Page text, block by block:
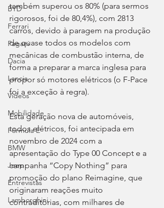
BYD
Ferrari
Pagani
Dacia
Lancia
Videos
Mobilidade
Fórmula E
BMW
Jeep
Entrevistas
Lamborghini
também superou os 80% (para sermos
rigorosos, foi de 80,4%), com 2813
carros, devido à paragem na produção
de quase todos os modelos com
mecânicas de combustão interna, de
forma a preparar a marca inglesa para
propor só motores elétricos (o F-Pace
foi a exceção à regra).
Esta geração nova de automóveis,
todos elétricos, foi antecipada em
novembro de 2024 com a
apresentação do Type 00 Concept e a
campanha “Copy Nothing” para
promoção do plano Reimagine, que
originaram reações muito
contraditórias, com milhares de